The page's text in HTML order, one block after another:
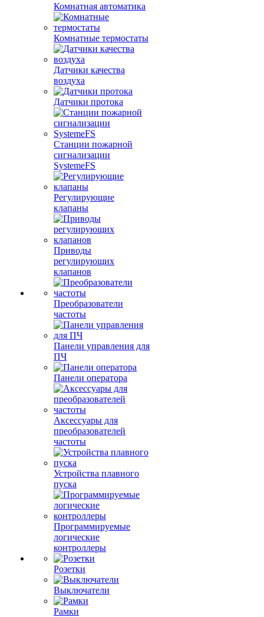
Комнатная автоматика
Комнатные термостаты
Датчики качества
воздуха
Датчики протока
Станции пожарной
сигнализации
SystemeFS
Регулирующие
клапаны
Приводы
регулирующих
клапанов
Преобразователи
частоты
Панели управления для
ПЧ
Панели оператора
Аксессуары для
преобразователей
частоты
Устройства плавного
пуска
Программируемые
логические
контроллеры
Розетки
Выключатели
Рамки